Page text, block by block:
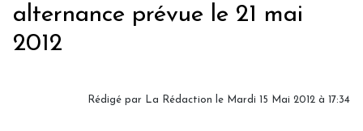
alternance prévue le 21 mai
2012
Rédigé par La Rédaction le Mardi 15 Mai 2012 à 17:34